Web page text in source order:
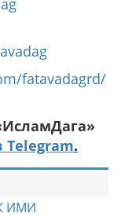
fatavadagrd/
Telegram.
ИМИ